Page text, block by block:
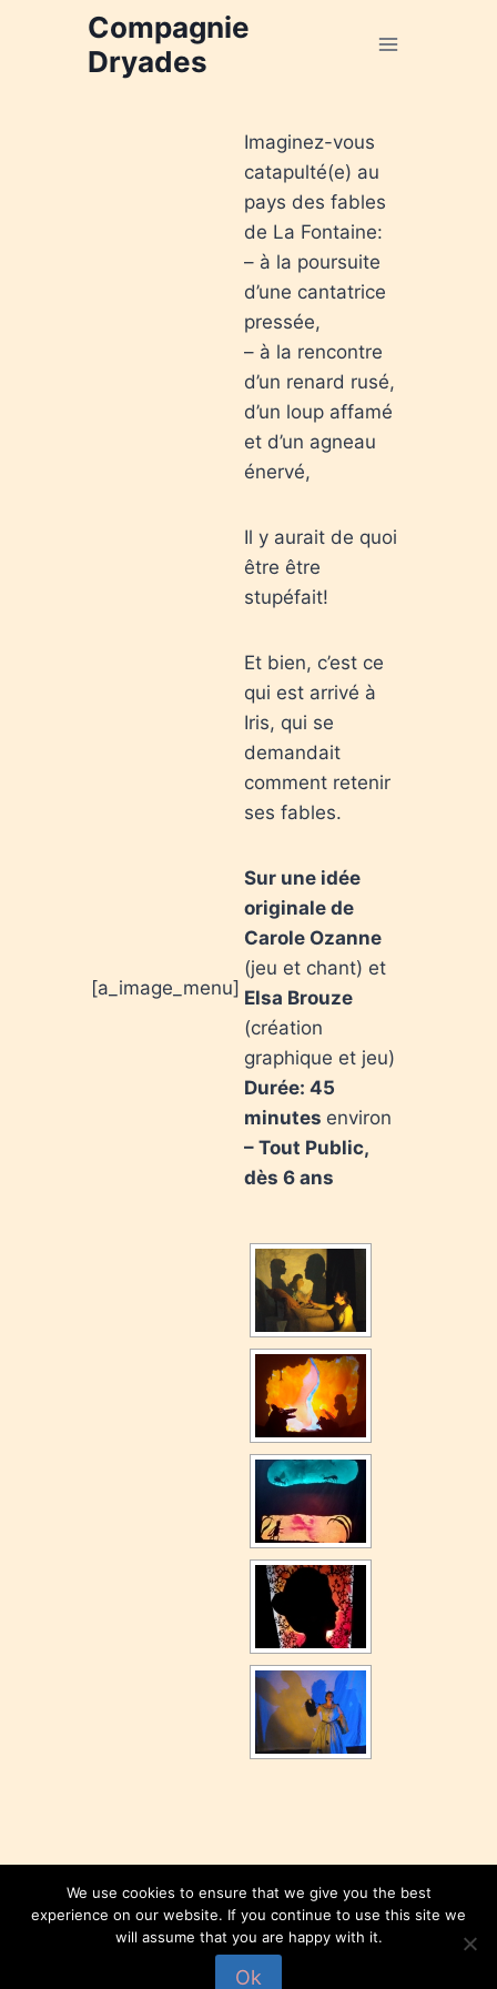
Compagnie
Dryades
[a_image_menu]
Imaginez-vous
catapulté(e) au
pays des fables
de La Fontaine:
– à la poursuite
d’une cantatrice
pressée,
– à la rencontre
d’un renard rusé,
d’un loup affamé
et d’un agneau
énervé,
Il y aurait de quoi
être être
stupéfait!
Et bien, c’est ce
qui est arrivé à
Iris, qui se
demandait
comment retenir
ses fables.
Sur une idée
originale de
Carole Ozanne
(jeu et chant) et
Elsa Brouze
(création
graphique et jeu)
Durée: 45
minutes environ
– Tout Public,
dès 6 ans
© 2026 Compagnie Dryades
We use cookies to ensure that we give you the best
experience on our website. If you continue to use this site we
will assume that you are happy with it.
Ok